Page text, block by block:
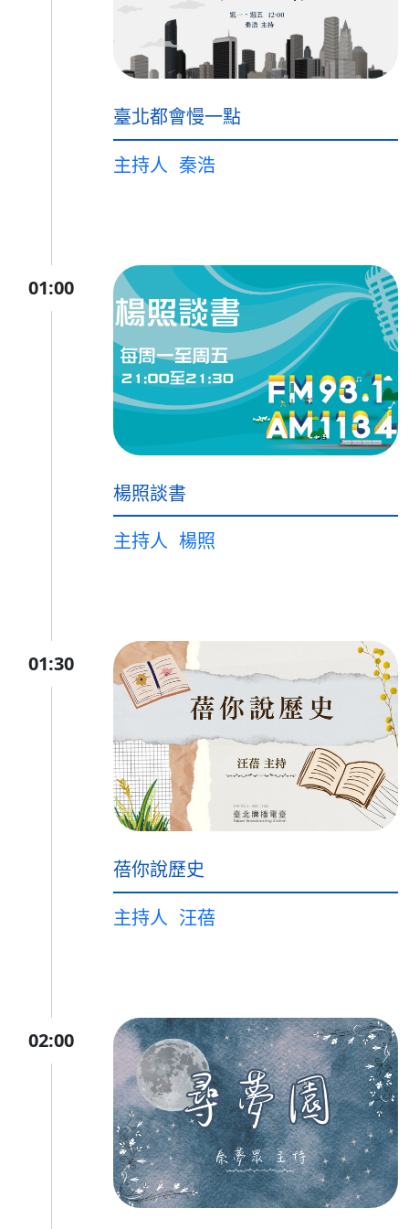
臺北都會慢一點
主持人 秦浩
01:00
楊照談書
主持人 楊照
01:30
蓓你說歷史
主持人 汪蓓
02:00